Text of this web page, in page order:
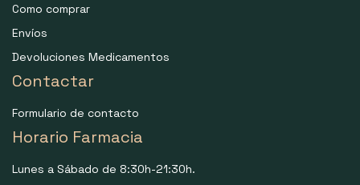
Como comprar
Envíos
Devoluciones Medicamentos
Contactar
Formulario de contacto
Horario Farmacia
Lunes a Sábado de 8:30h-21:30h.